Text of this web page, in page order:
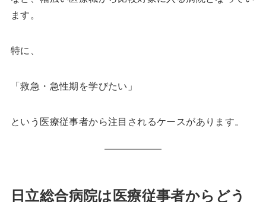
ます。
特に、
「救急・急性期を学びたい」
という医療従事者から注目されるケースがあります。
日立総合病院は医療従事者からどう